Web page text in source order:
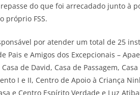
do que foi arrecadado junto à
próprio FSS.
por atender um total de 25
e Amigos dos Excepcionais –
de David, Casa de Passagem,
I e II, Centro de Apoio à Criança
e Centro Espírito Verdade e Luz